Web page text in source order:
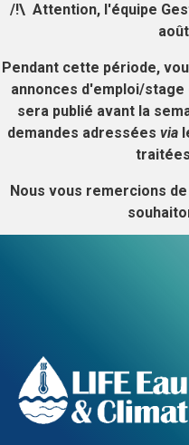
/!\ Attention, l'équipe
Pendant cette période,
annonces d'emploi/
sera publié avant la
demandes adressées via
traitées
Nous vous remercions